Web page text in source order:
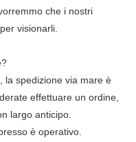
che i nostri
visionarli.
la spedizione via mare è
effettuare un ordine,
largo anticipo.
è operativo.